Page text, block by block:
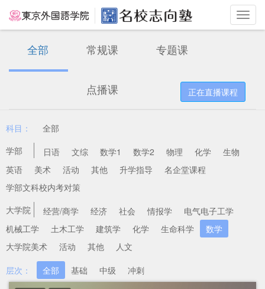
全部 常规课 专题课
点播课
科目：
全部
学部
日语 文综 数学1 数学2 物理 化学
生物
英语
美术 活动 其他 升学指导
名企堂课程
学部文科校内考对策
大学院
经营/商学 经济 社会 情报学
电气电子工学
机械工学
土木工学 建筑学 化学 生命科学
数学
大学院美术
活动 其他
人文
层次：
全部 基础 中级 冲刺